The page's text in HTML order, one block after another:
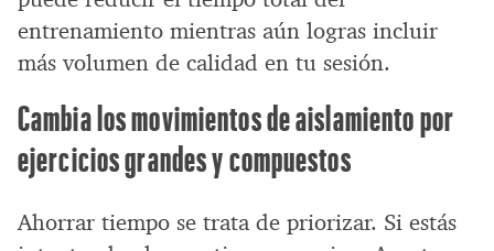
entrenamiento mientras aún logras incluir
más volumen de calidad en tu sesión.
Cambia los movimientos de aislamiento por
ejercicios grandes y compuestos
Ahorrar tiempo se trata de priorizar. Si estás